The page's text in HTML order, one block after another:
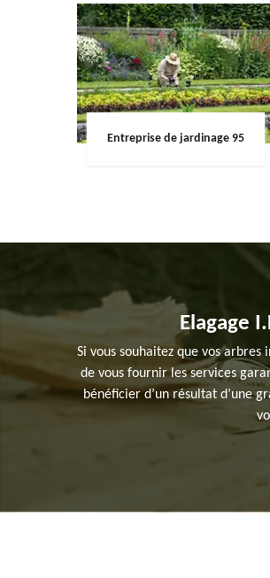
Entreprise de jardinage 95
Elagage
Si vous souhaitez que vos
de vous fournir les services
bénéficier d’un résultat d’une